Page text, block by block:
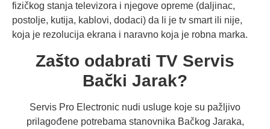
fizičkog stanja televizora i njegove opreme (daljinac,
postolje, kutija, kablovi, dodaci) da li je tv smart ili nije,
koja je rezolucija ekrana i naravno koja je robna marka.
Zašto odabrati TV Servis
Bački Jarak?
Servis Pro Electronic nudi usluge koje su pažljivo
prilagođene potrebama stanovnika Bačkog Jaraka,